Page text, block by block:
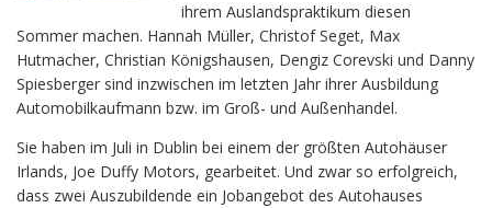
ihrem Auslandspraktikum diesen
Sommer machen. Hannah Müller, Christof Seget, Max
Hutmacher, Christian Königshausen, Dengiz Corevski und Danny
Spiesberger sind inzwischen im letzten Jahr ihrer Ausbildung
Automobilkaufmann bzw. im Groß- und Außenhandel.
Sie haben im Juli in Dublin bei einem der größten Autohäuser
Irlands, Joe Duffy Motors, gearbeitet. Und zwar so erfolgreich,
dass zwei Auszubildende ein Jobangebot des Autohauses